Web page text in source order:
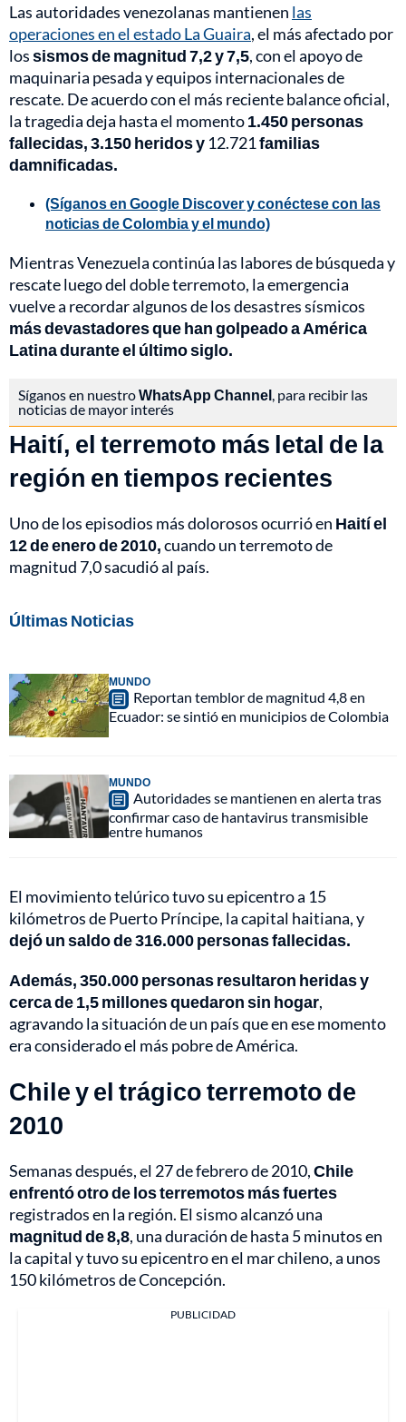
Las autoridades venezolanas mantienen las
operaciones en el estado La Guaira, el más afectado por
lossismos de magnitud 7,2 y 7,5, con el apoyo de
maquinaria pesada y equipos internacionales de
rescate. De acuerdo con el más reciente balance oficial,
la tragedia deja hasta el momento1.450 personas
fallecidas, 3.150 heridos y 12.721familias
damnificadas.
(Síganos en Google Discover y conéctese con las
noticias de Colombia y el mundo)
Mientras Venezuela continúa las labores de búsqueda y
rescate luego del doble terremoto, la emergencia
vuelve a recordar algunos de los desastres sísmicos
más devastadores que han golpeado a América
Latina durante el último siglo.
Síganos en nuestroWhatsApp Channel , para recibir las
noticias de mayor interés
Haití, el terremoto más letal de la
región en tiempos recientes
Uno de los episodios más dolorosos ocurrió en Haití el
12 de enero de 2010,cuando un terremoto de
magnitud 7,0 sacudió al país.
Últimas Noticias
MUNDO
Reportan temblor de magnitud 4,8 en
Ecuador: se sintió en municipios de Colombia
MUNDO
Autoridades se mantienen en alerta tras
confirmar caso de hantavirus transmisible
entre humanos
El movimiento telúrico tuvo su epicentro a 15
kilómetros de Puerto Príncipe, la capital haitiana, y
dejó un saldo de 316.000 personas fallecidas.
Además, 350.000 personas resultaron heridas y
cerca de 1,5 millones quedaron sin hogar,
agravando la situación de un país que en ese momento
era considerado el más pobre de América.
Chile y el trágico terremoto de
2010
Semanas después, el 27 de febrero de 2010,Chile
enfrentó otro de los terremotos más fuertes
registrados en la región. El sismo alcanzó una
magnitud de 8,8, una duración de hasta 5 minutos en
la capital y tuvo su epicentro en el mar chileno, a unos
150 kilómetros de Concepción.
PUBLICIDAD